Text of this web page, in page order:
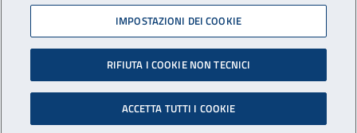
Pubblicato nella Gazzetta ufficiale italiana n.
296 del 18 dicembre 2024 l'estratto dell'Avviso
pubblico Isi 2024.
L'Inail mette a disposizione delle imprese, anche
IMPOSTAZIONI DEI COOKIE
RIFIUTA I COOKIE NON TECNICI
ACCETTA TUTTI I COOKIE